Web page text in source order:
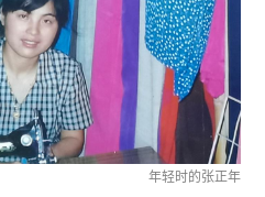
年轻时的张正年